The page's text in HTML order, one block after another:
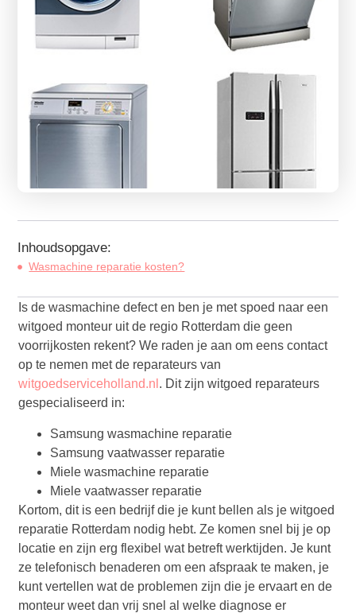
Inhoudsopgave:
Wasmachine reparatie kosten?
Is de wasmachine defect en ben je met spoed naar een
witgoed monteur uit de regio Rotterdam die geen
voorrijkosten rekent? We raden je aan om eens contact
op te nemen met de reparateurs van
witgoedserviceholland.nl . Dit zijn witgoed reparateurs
gespecialiseerd in:
Samsung wasmachine reparatie
Samsung vaatwasser reparatie
Miele wasmachine reparatie
Miele vaatwasser reparatie
Kortom, dit is een bedrijf die je kunt bellen als je witgoed
reparatie Rotterdam nodig hebt. Ze komen snel bij je op
locatie en zijn erg flexibel wat betreft werktijden. Je kunt
ze telefonisch benaderen om een afspraak te maken, je
kunt vertellen wat de problemen zijn die je ervaart en de
monteur weet dan vrij snel al welke diagnose er